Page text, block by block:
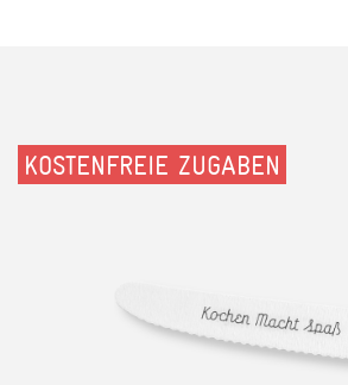
KOSTENFREIE ZUGABEN